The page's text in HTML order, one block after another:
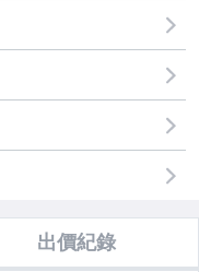
出價紀錄